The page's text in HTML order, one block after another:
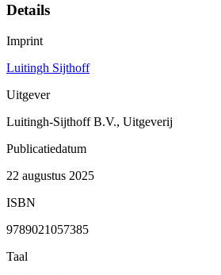
Details
Imprint
Luitingh Sijthoff
Uitgever
Luitingh-Sijthoff B.V., Uitgeverij
Publicatiedatum
22 augustus 2025
ISBN
9789021057385
Taal